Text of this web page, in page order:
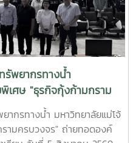
executives, faculty
members of the Maejo
event. The ceremony
respect, warmth, and
generations of the
cultural
traditional rituals and
heritage and local
participants with an
ในรูปแบบต่าง ๆ ตลอดจนการ
มและน่ารับประทาน โดย
ลักษณะ และความปลอดภัย
าเพิ่มให้แก่ผลิตภัณฑ์สัตว์น้ำ
พช่วยให้นักศึกษาได้เชื่อมโยง
ะประสบการณ์จากการทำงาน
ณฑ์ การนำเสนออาหาร และ
ป็นทักษะสำคัญสำหรับการ
รัพยากรทางน้ำ
เศษ "ธุรกิจกุ้งก้ามกราม
จากภาคอุตสาหกรรมสู่
Industry–
Special Lecture
ากรทางน้ำ มหาวิทยาลัยแม่โจ้
ามครบวงจร" ถ่ายทอดองค์